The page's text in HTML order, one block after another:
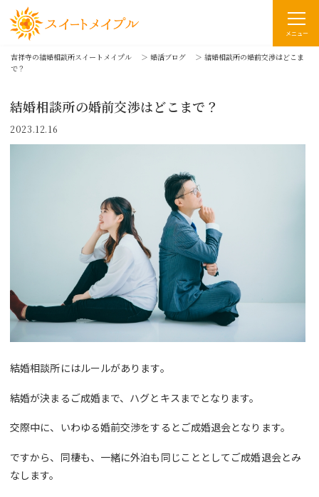
メニュー
吉祥寺の結婚相談所スイートメイプル ＞ 婚活ブログ ＞ 結婚相談所の婚前交渉はどこま
で？
結婚相談所の婚前交渉はどこまで？
2023.12.16
結婚相談所にはルールがあります。
結婚が決まるご成婚まで、ハグとキスまでとなります。
交際中に、いわゆる婚前交渉をするとご成婚退会となります。
ですから、同棲も、一緒に外泊も同じこととしてご成婚退会とみ
なします。